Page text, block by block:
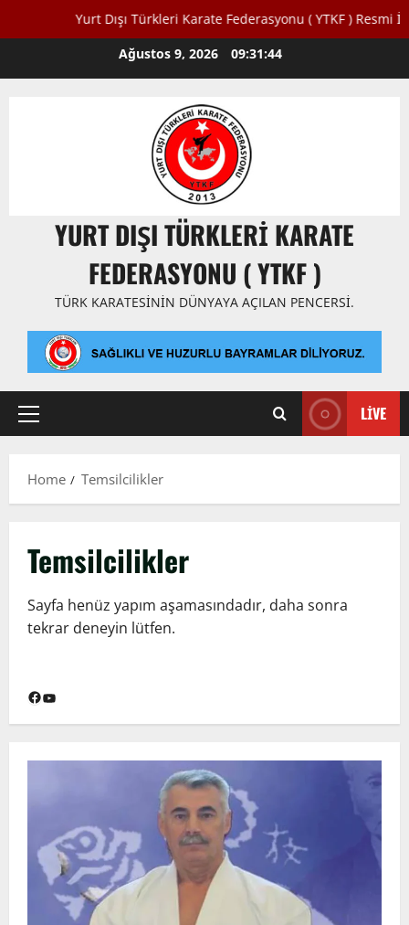
Yurt Dışı Türkleri Karate Federasyonu ( YTKF ) Resmi
Ağustos 9, 2026 09:31:44
YURT DIŞI TÜRKLERI KARATE
FEDERASYONU ( YTKF )
TÜRK KARATESININ DÜNYAYA AÇILAN PENCERSI.
Primary
LIVE
Home Temsilcilikler
Temsilcilikler
Sayfa henüz yapım aşamasındadır, daha sonra
tekrar deneyin lütfen.
Facebook
YouTube